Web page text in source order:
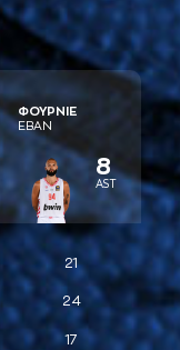
ΦΟΥΡΝΙΕ
ΕΒAΝ
8
AST
21
24
17